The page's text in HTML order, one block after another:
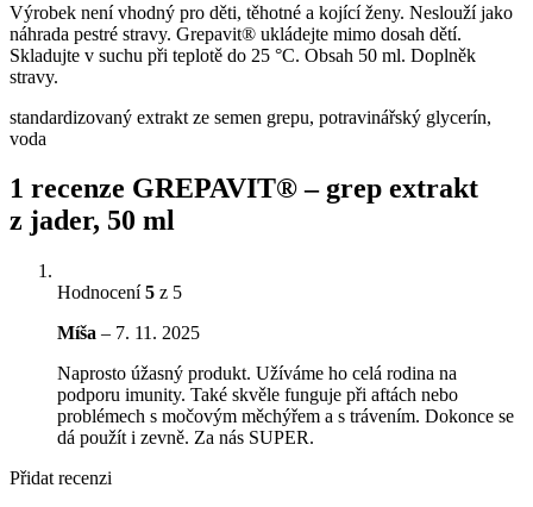
Výrobek není vhodný pro děti, těhotné a kojící ženy. Neslouží jako
náhrada pestré stravy. Grepavit® ukládejte mimo dosah dětí.
Skladujte v suchu při teplotě do 25 °C. Obsah 50 ml. Doplněk
stravy.
standardizovaný extrakt ze semen grepu, potravinářský glycerín,
voda
1 recenze GREPAVIT® – grep extrakt
z jader, 50 ml
Hodnocení5 z 5
Míša – 7. 11. 2025
Naprosto úžasný produkt. Užíváme ho celá rodina na
podporu imunity. Také skvěle funguje při aftách nebo
problémech s močovým měchýřem a s trávením. Dokonce se
dá použít i zevně. Za nás SUPER.
Přidat recenzi